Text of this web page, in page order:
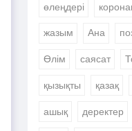
өлеңдері
жазым Ана
Өлім саясат
қызықты қазақ
ашық деректер